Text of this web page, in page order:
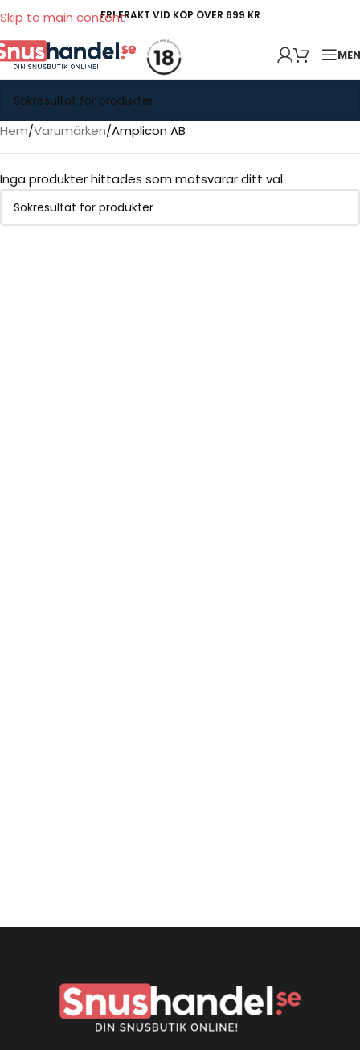
Skip to main contentFRI FRAKT VID KÖP ÖVER 699 KR
Hem Varumärken Amplicon AB
Inga produkter hittades som motsvarar ditt val.